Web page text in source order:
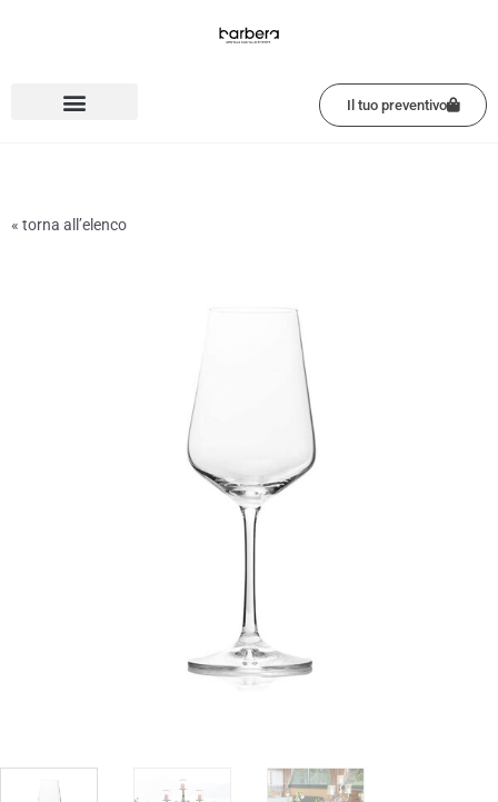
Il tuo preventivo
« torna all’elenco